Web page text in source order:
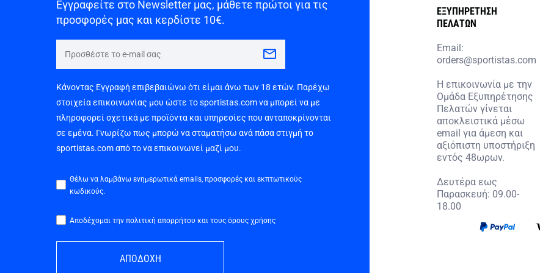
Εγγραφείτε στο Newsletter μας, μάθετε πρώτοι για τις
προσφορές μας και κερδίστε 10€.
Κάνοντας Εγγραφή επιβεβαιώνω ότι είμαι άνω των 18 ετών. Παρέχω
στοιχεία επικοινωνίας μου ώστε το sportistas.com να μπορεί να με
πληροφορεί σχετικά με προϊόντα και υπηρεσίες που ανταποκρίνονται
σε εμένα. Γνωρίζω πως μπορώ να σταματήσω ανά πάσα στιγμή το
sportistas.com από το να επικοινωνεί μαζί μου.
Θέλω να λαμβάνω ενημερωτικά emails, προσφορές και εκπτωτικούς
κωδικούς.
Αποδέχομαι την πολιτική απορρήτου και τους όρους χρήσης
ΑΠΟΔΟΧΗ
ΕΞΥΠΗΡΕΤΗΣΗ
ΠΕΛΑΤΩΝ
Email:
orders@sportistas.com
Η επικοινωνία με την
Ομάδα Εξυπηρέτησης
Πελατών γίνεται
αποκλειστικά μέσω
email για άμεση και
αξιόπιστη υποστήριξη
εντός 48ωρων.
Δευτέρα εως
Παρασκευή: 09.00-
18.00